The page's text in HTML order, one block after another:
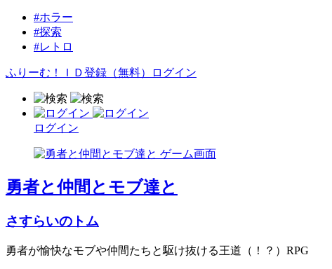
#ホラー
#探索
#レトロ
ふりーむ！ＩＤ登録（無料） ログイン
ログイン
勇者と仲間とモブ達と
さすらいのトム
勇者が愉快なモブや仲間たちと駆け抜ける王道（！？）RPG